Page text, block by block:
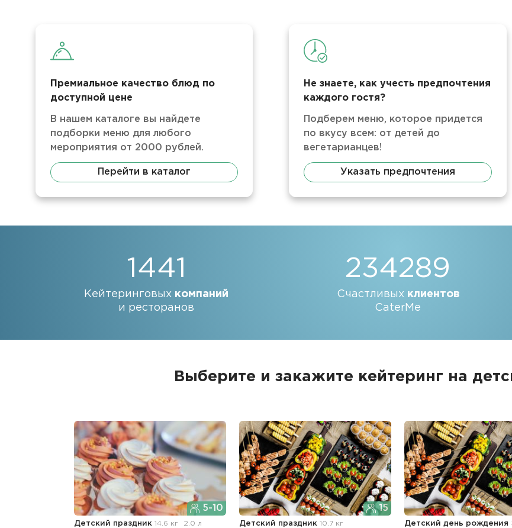
Премиальное качество блюд по
доступной цене
В нашем каталоге вы найдете
подборки меню для любого
мероприятия от 2000 рублей.
Перейти в каталог
Не знаете, как учесть предпочтения
каждого гостя?
Подберем меню, которое придется
по вкусу всем: от детей до
вегетарианцев!
Указать предпочтения
1441
Кейтеринговых компаний
и ресторанов
234289
Счастливых клиентов
CaterMe
Выберите и закажите кейтеринг на
5-10
Детский праздник14.6 кг 2.0 л
15
Детский праздник10.7 кг Детский день рождения